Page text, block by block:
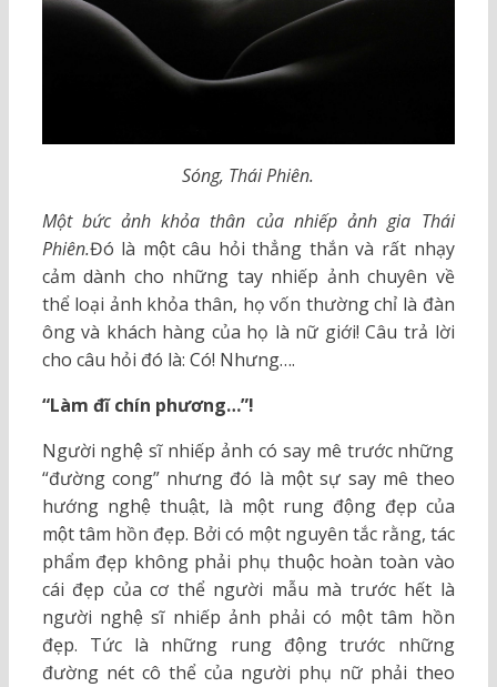
Sóng, Thái Phiên.
Một bức ảnh khỏa thân của nhiếp ảnh gia Thái
Phiên.Đó là một câu hỏi thẳng thắn và rất nhạy
cảm dành cho những tay nhiếp ảnh chuyên về
thể loại ảnh khỏa thân, họ vốn thường chỉ là đàn
ông và khách hàng của họ là nữ giới! Câu trả lời
cho câu hỏi đó là: Có! Nhưng….
“Làm đĩ chín phương…”!
Người nghệ sĩ nhiếp ảnh có say mê trước những
“đường cong” nhưng đó là một sự say mê theo
hướng nghệ thuật, là một rung động đẹp của
một tâm hồn đẹp. Bởi có một nguyên tắc rằng, tác
phẩm đẹp không phải phụ thuộc hoàn toàn vào
cái đẹp của cơ thể người mẫu mà trước hết là
người nghệ sĩ nhiếp ảnh phải có một tâm hồn
đẹp. Tức là những rung động trước những
đường nét cô thể của người phụ nữ phải theo